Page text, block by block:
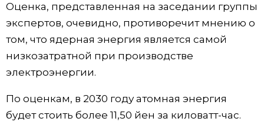
Экономика
Общество
Культура
Семья
Еда и напитки
Оценка, представленная на заседании группы
экспертов, очевидно, противоречит мнению о
том, что ядерная энергия является самой
низкозатратной при производстве
электроэнергии.
По оценкам, в 2030 году атомная энергия
будет стоить более 11,50 йен за киловатт-час.